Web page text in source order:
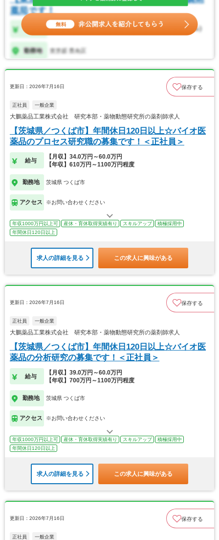
更新日：2026年7月16日 保存する
正社員 一般企業
大鵬薬品工業株式会社 研究本部・薬物動態研究所の薬剤師求人
【茨城県／つくば市】年間休日120日以上☆バイオ医
薬品のプロセス研究職の募集です！＜正社員＞
給与
【月収】34.0万円～60.0万円
【年収】610万円～1100万円程度
勤務地 茨城県 つくば市
アクセス ※お問い合わせください
年収1000万円以上可 産休・育休取得実績有り スキルアップ
積極採用中
年間休日120日以上
求人の詳細を見る この求人に興味がある
更新日：2026年7月16日 保存する
正社員 一般企業
大鵬薬品工業株式会社 研究本部・薬物動態研究所の薬剤師求人
【茨城県／つくば市】年間休日120日以上☆バイオ医
薬品の分析研究の募集です！＜正社員＞
給与
【月収】39.0万円～60.0万円
【年収】700万円～1100万円程度
勤務地 茨城県 つくば市
アクセス ※お問い合わせください
年収1000万円以上可 産休・育休取得実績有り スキルアップ
積極採用中
年間休日120日以上
求人の詳細を見る この求人に興味がある
更新日：2026年7月16日 保存する
正社員 一般企業